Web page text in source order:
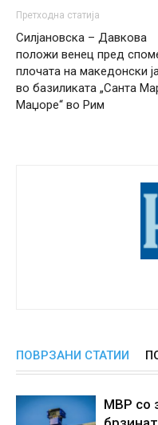
Претходна статија
Силјановска – Давкова
положи венец пред
плочата на македонски
во базиликата „Санта
Маџоре“ во Рим
ПОВРЗАНИ СТАТИИ
МВР со